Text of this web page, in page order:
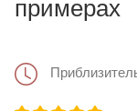
примерах